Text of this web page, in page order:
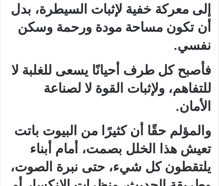
إلى معركة خفية لإثبات السيطرة، بدل
أن تكون مساحة مودة ورحمة وسكن
نفسي.
فأصبح كل طرف أحيانًا يسعى للغلبة لا
للتفاهم، ولإثبات القوة لا لصناعة
الأمان.
والمؤلم حقًا أن كثيرًا من البيوت باتت
تعيش هذا الخلل بصمت، أمام أبناء
يلتقطون كل شيء، حتى نبرة الصوت،